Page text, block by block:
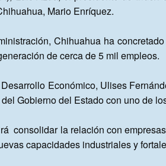
Mario Enríquez.
Chihuahua ha
de cerca de 5 mil empleos.
Económico, Ulises
Gobierno del Estado con uno de
consolidar la relación con
capacidades industriales y